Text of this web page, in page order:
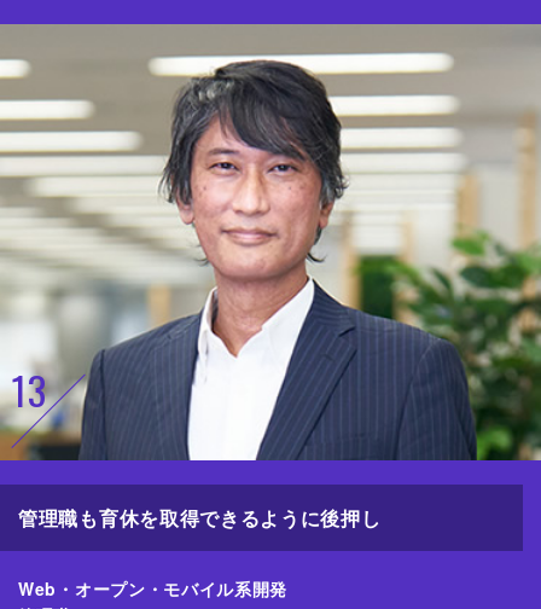
13
管理職も育休を取得できるように後押し
Web・オープン・モバイル系開発